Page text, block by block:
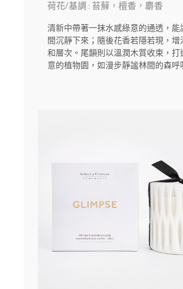
荷花/基調 : 苔蘚，檀香，麝香
清新中帶著一抹水感綠意的通透，能
間沉靜下來；隨後花香若隱若現，增
和層次。尾韻則以溫潤木質收束，打
意的植物園，如漫步靜謐林間的森呼